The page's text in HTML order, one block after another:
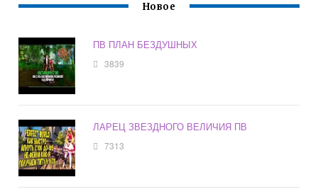
Новое
ПВ ПЛАН БЕЗДУШНЫХ
3839
ЛАРЕЦ ЗВЕЗДНОГО ВЕЛИЧИЯ ПВ
7313